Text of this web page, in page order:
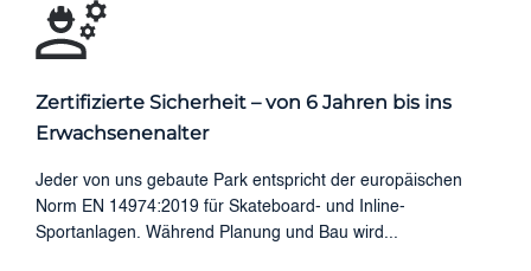
Zertifizierte Sicherheit – von 6 Jahren bis ins
Erwachsenenalter
Jeder von uns gebaute Park entspricht der europäischen
Norm EN 14974:2019 für Skateboard- und Inline-
Sportanlagen. Während Planung und Bau wird...